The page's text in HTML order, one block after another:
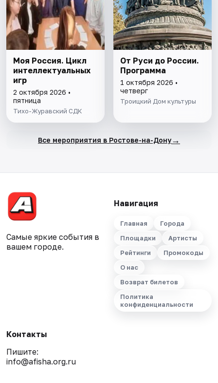
Моя Россия. Цикл
интеллектуальных
игр
2 октября 2026 •
пятница
Тихо-Журавский СДК
От Руси до России.
Программа
1 октября 2026 •
четверг
Троицкий Дом культуры
Все мероприятия в Ростове-на-Дону→
Самые яркие события в
вашем городе.
Навигация
Главная
Города
Площадки
Артисты
Рейтинги
Промокоды
О нас
Возврат билетов
Политика
конфиденциальности
Контакты
Пишите:
info@afisha.org.ru